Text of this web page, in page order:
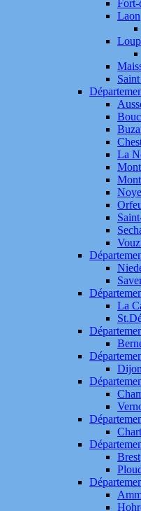
Fort-
Laon
La
La
Dijon
Brest